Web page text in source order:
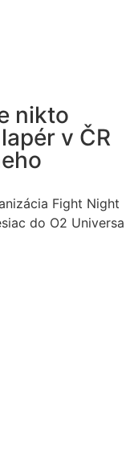
nikto
v ČR
Fight Night
do O2 Universa